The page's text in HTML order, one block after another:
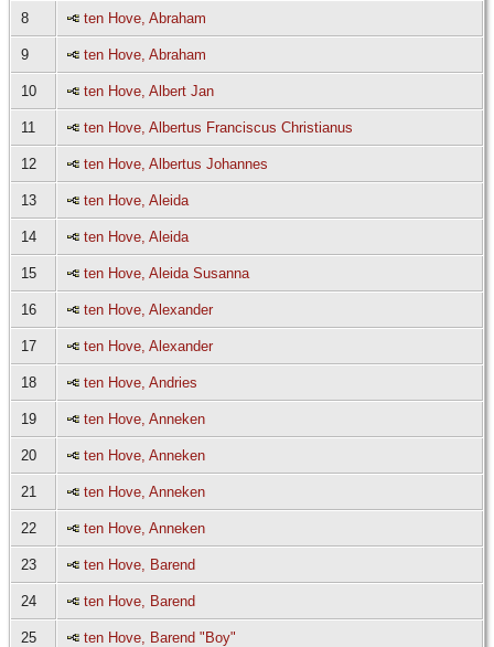
8 ten Hove, Abraham
9 ten Hove, Abraham
10 ten Hove, Albert Jan
11 ten Hove, Albertus Franciscus Christianus
12 ten Hove, Albertus Johannes
13 ten Hove, Aleida
14 ten Hove, Aleida
15 ten Hove, Aleida Susanna
16 ten Hove, Alexander
17 ten Hove, Alexander
18 ten Hove, Andries
19 ten Hove, Anneken
20 ten Hove, Anneken
21 ten Hove, Anneken
22 ten Hove, Anneken
23 ten Hove, Barend
24 ten Hove, Barend
25 ten Hove, Barend "Boy"